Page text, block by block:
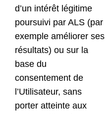
d’un intérêt légitime
poursuivi par ALS (par
exemple améliorer ses
résultats) ou sur la
base du
consentement de
l’Utilisateur, sans
porter atteinte aux